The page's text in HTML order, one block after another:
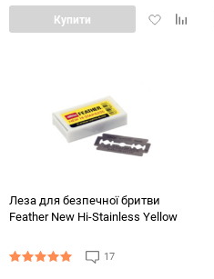
ДодатиДодати
Купити
Леза для безпечної бритви
Feather New Hi-Stainless Yellow
17